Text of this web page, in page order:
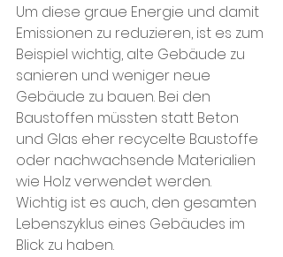
Um diese graue Energie und damit
Emissionen zu reduzieren, ist es zum
Beispiel wichtig, alte Gebäude zu
sanieren und weniger neue
Gebäude zu bauen. Bei den
Baustoffen müssten statt Beton
und Glas eher recycelte Baustoffe
oder nachwachsende Materialien
wie Holz verwendet werden.
Wichtig ist es auch, den gesamten
Lebenszyklus eines Gebäudes im
Blick zu haben.